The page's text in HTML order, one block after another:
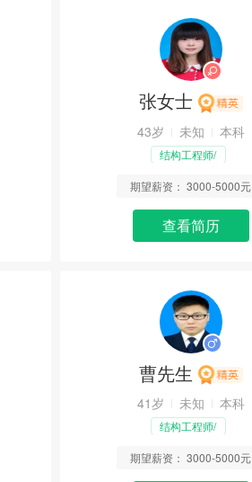
张女士
43岁 未知 本科
结构工程师/
期望薪资：3000-5000元
查看简历
曹先生
41岁 未知 本科
结构工程师/
期望薪资：3000-5000元